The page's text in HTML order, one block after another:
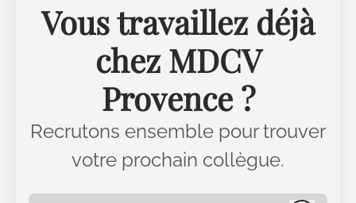
Vous travaillez déjà
chez MDCV
Provence ?
Recrutons ensemble pour trouver
votre prochain collègue.